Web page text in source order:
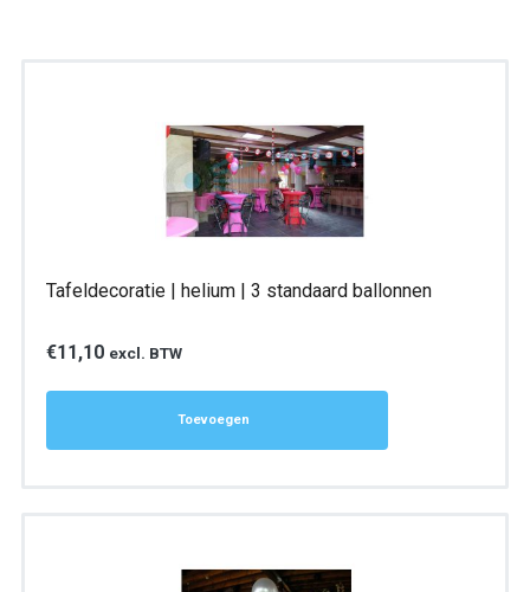
Tafeldecoratie | helium | 3 standaard ballonnen
€11,10 excl. BTW
Toevoegen